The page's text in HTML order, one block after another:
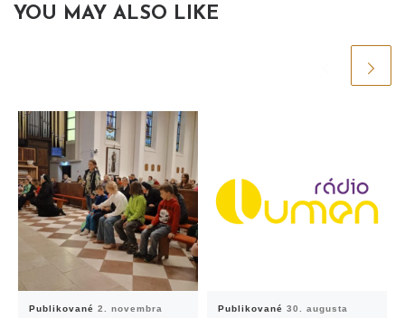
YOU MAY ALSO LIKE
Publikované 2. novembra
Publikované 30. augusta